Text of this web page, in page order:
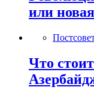
или
Что